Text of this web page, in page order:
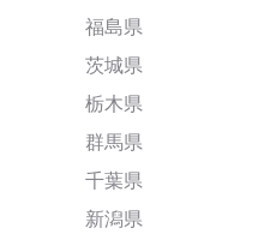
福島県
茨城県
栃木県
群馬県
千葉県
新潟県